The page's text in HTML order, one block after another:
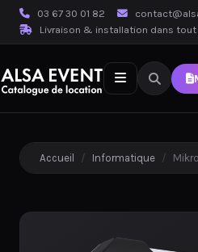
03 67 30 01 82
Livraison & installation dans tout
Accueil / Informatique /